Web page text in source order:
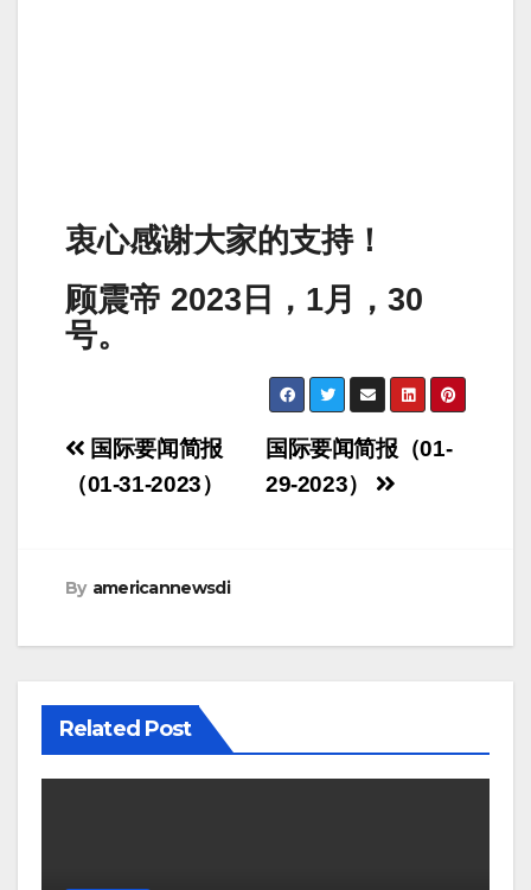
衷心感谢大家的支持！
顾震帝 2023日，1月，30
号。
Post
navigation
国际要闻简报（01-
29-2023）
国际要闻简报
（01-31-2023）
By americannewsdi
Related Post